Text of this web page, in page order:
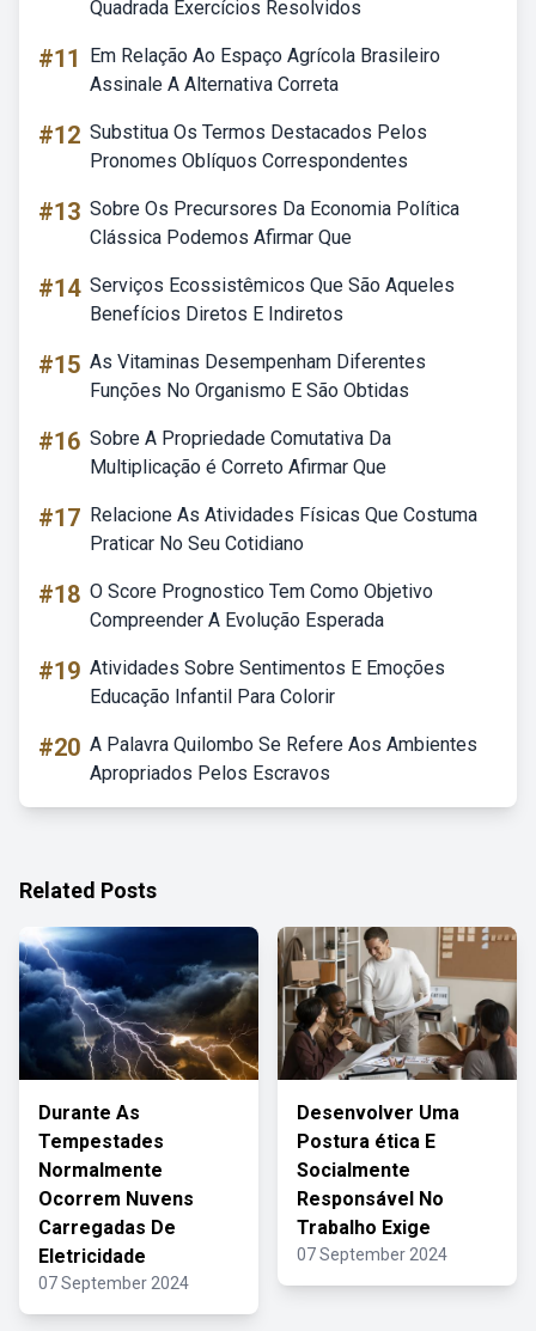
Quadrada Exercícios Resolvidos
#11
Em Relação Ao Espaço Agrícola Brasileiro
Assinale A Alternativa Correta
#12 Substitua Os Termos Destacados Pelos
Pronomes Oblíquos Correspondentes
#13 Sobre Os Precursores Da Economia Política
Clássica Podemos Afirmar Que
#14 Serviços Ecossistêmicos Que São Aqueles
Benefícios Diretos E Indiretos
#15 As Vitaminas Desempenham Diferentes
Funções No Organismo E São Obtidas
#16 Sobre A Propriedade Comutativa Da
Multiplicação é Correto Afirmar Que
#17 Relacione As Atividades Físicas Que Costuma
Praticar No Seu Cotidiano
#18 O Score Prognostico Tem Como Objetivo
Compreender A Evolução Esperada
#19 Atividades Sobre Sentimentos E Emoções
Educação Infantil Para Colorir
#20 A Palavra Quilombo Se Refere Aos Ambientes
Apropriados Pelos Escravos
Related Posts
Durante As
Tempestades
Normalmente
Ocorrem Nuvens
Carregadas De
Eletricidade
07 September 2024
Desenvolver Uma
Postura ética E
Socialmente
Responsável No
Trabalho Exige
07 September 2024